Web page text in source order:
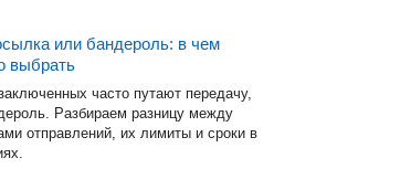
или бандероль: в чем
выбрать
часто путают передачу,
Разбираем разницу между
отправлений, их лимиты и сроки в